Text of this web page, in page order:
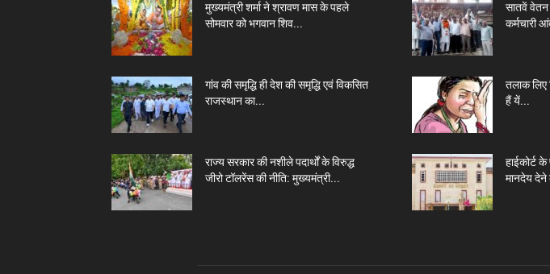
मुख्यमंत्री शर्मा ने श्रावण मास के पहले
सोमवार को भगवान शिव...
गांव की समृद्धि ही देश की समृद्धि एवं विकसित
राजस्थान का...
राज्य सरकार की नशीले पदार्थों के विरुद्ध
जीरो टॉलरेंस की नीति: मुख्यमंत्री...
सातवें
कर्मचारी
तलाक लिए
हैं यें...
हाईकोर्ट
मानदेय